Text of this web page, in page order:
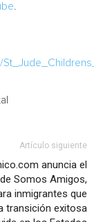
Artículo siguiente
anuncia el
Somos Amigos,
inmigrantes que
transición exitosa